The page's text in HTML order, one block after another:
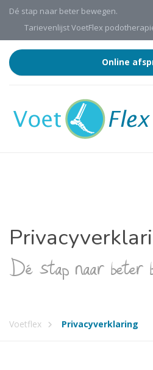
Dé stap naar beter bewegen.
Tarievenlijst VoetFlex
Online
Dé stap naar beter
Voetflex Privacyverklaring